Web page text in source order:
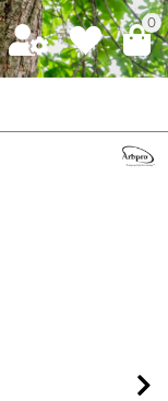
0